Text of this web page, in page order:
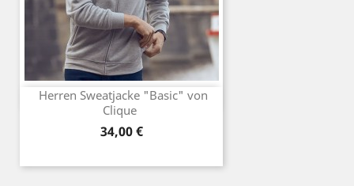
Herren Sweatjacke "Basic" von
Clique
Preis
34,00 €